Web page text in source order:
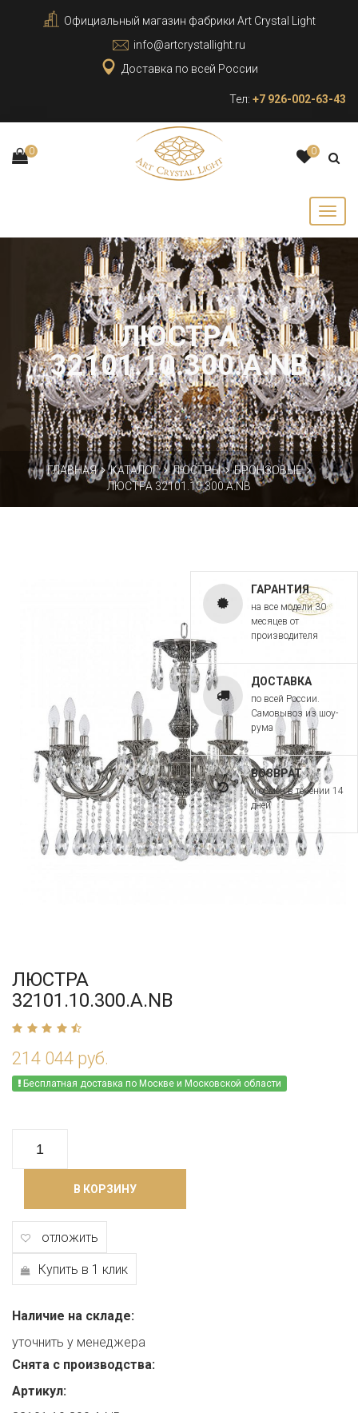
Официальный магазин фабрики Art Crystal Light
info@artcrystallight.ru
Доставка по всей России
Тел: +7 926-002-63-43
0 0
ЛЮСТРА
32101.10.300.A.NB
ГЛАВНАЯ КАТАЛОГ ЛЮСТРЫ
БРОНЗОВЫЕ
ЛЮСТРА 32101.10.300.A.NB
ЛЮСТРА
32101.10.300.A.NB
214 044 руб.
Бесплатная доставка по Москве и Московской области
В КОРЗИНУ
отложить
Купить в 1 клик
Наличие на складе:
уточнить у менеджера
Снята с производства:
Артикул:
ГАРАНТИЯ
на все модели 30
месяцев от
производителя
ДОСТАВКА
по всей России.
Самовывоз из шоу-
рума
ВОЗВРАТ
и обмен в течении 14
дней